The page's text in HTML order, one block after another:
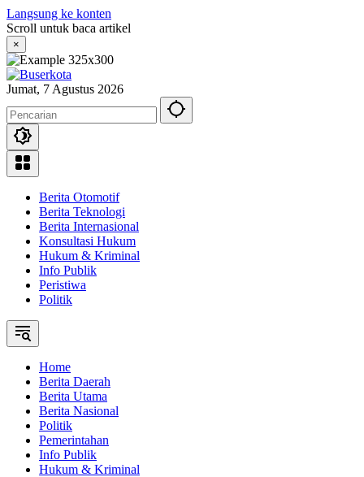
Langsung ke konten
Scroll untuk baca artikel
×
Jumat, 7 Agustus 2026
Berita Otomotif
Berita Teknologi
Berita Internasional
Konsultasi Hukum
Hukum & Kriminal
Info Publik
Peristiwa
Politik
Home
Berita Daerah
Berita Utama
Berita Nasional
Politik
Pemerintahan
Info Publik
Hukum & Kriminal